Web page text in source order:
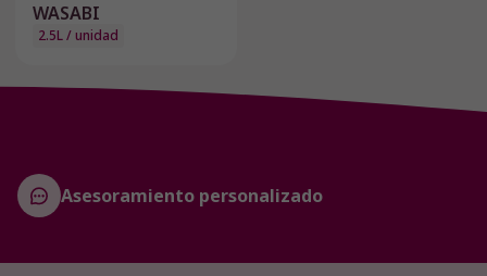
WASABI
2.5L / unidad
Asesoramiento personalizado